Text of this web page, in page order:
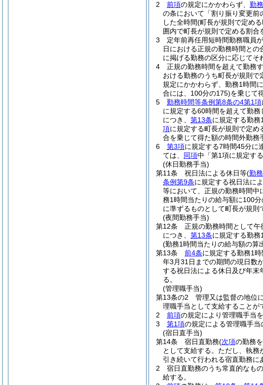
2
前項の規定にかかわらず、 勤
の条において「割り振り変更前
した全時間(町長が規則で定め
囲内で町長が規則で定める割合
3
定年前再任用短時間勤務職員
日における正規の勤務時間と
に掲げる勤務の区分に応じてそ
4
正規の勤務時間を超えて勤務
おける勤務のうち町長が規則で
規定にかかわらず、勤務1時間に
合には、100分の175)を乗じて
5
勤務時間等条例第8条の4第1項
に規定する60時間を超えて勤
につき、 第13条に規定する勤
項に規定する町長が規則で定め
合を乗じて得た額の時間外勤務
6
第3項に規定する7時間45分に
ては、 同項中「第1項に規定す
(休日勤務手当)
第11条
祝日法による休日等(勤
条例第9条に規定する祝日法に
等において、正規の勤務時間中
務1時間当たりの給与額に100
に準ずるものとして町長が規則
(夜間勤務手当)
第12条
正規の勤務時間として
につき、 第13条に規定する勤務
(勤務1時間当たりの給与額の算
第13条
前4条に規定する勤務1
年3月31日までの期間の現日数
する祝日法による休日及び年末
る。
(管理職手当)
第13条の2
管理又は監督の地位
理職手当として支給することが
2
前項の規定により管理職手当
3
第1項の規定による管理職手当
(宿日直手当)
第14条
宿日直勤務(次項の勤務
として支給する。 ただし、執務
引き続いて行われる宿直勤務に
2
宿日直勤務のうち常直的なも
給する。